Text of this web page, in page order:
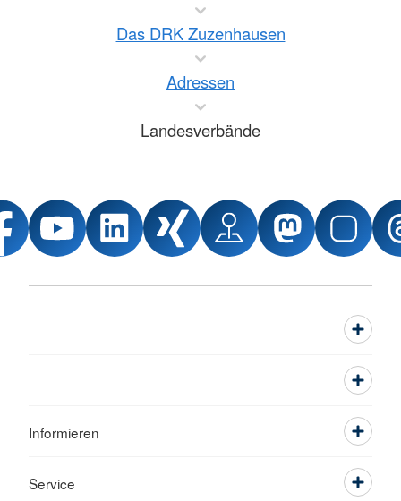
Das DRK Zuzenhausen
Adressen
Landesverbände
Informieren
Service